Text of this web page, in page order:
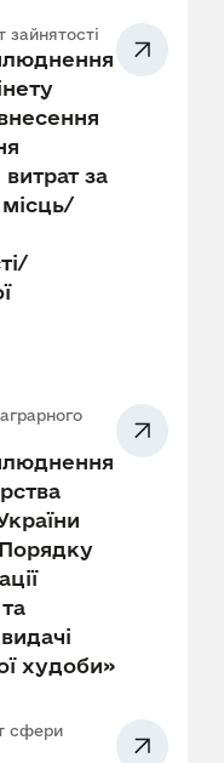
за
худоби»
сфери